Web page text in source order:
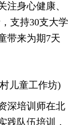
注身心健康、
支持30支大学
带来为期7天
儿童工作坊)
培训师在北
践队伍培训，